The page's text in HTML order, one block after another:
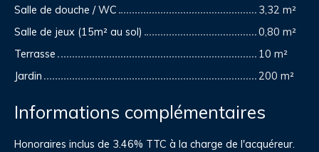
Salle de douche / WC
3,32 m²
Salle de jeux (15m² au sol)
0,80 m²
Terrasse
10 m²
Jardin
200 m²
Informations complémentaires
Honoraires inclus de 3.46% TTC à la charge de l'acquéreur.